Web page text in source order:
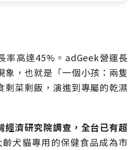
率高達45%。adGeek營運長
，也就是「一個小孩：兩隻
菜剩飯，演進到專屬的乾濕
經濟研究院調查，全台已有超
犬貓專用的保健食品成為市